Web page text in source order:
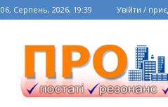
06, Серпень, 2026, 19:39 Увійти /